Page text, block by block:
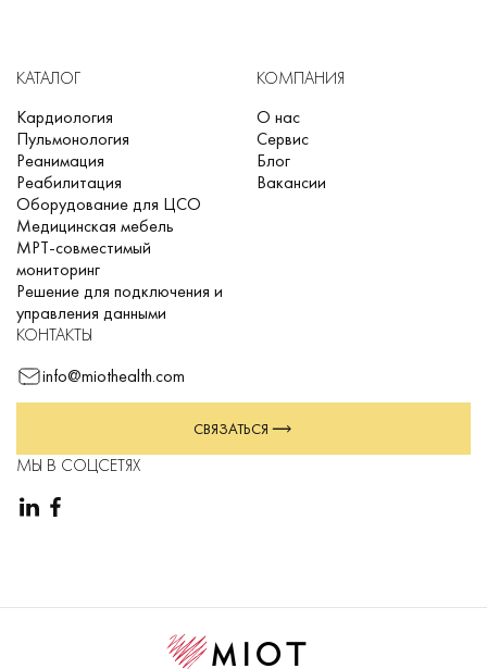
КАТАЛОГ
Кардиология
Пульмонология
Реанимация
Реабилитация
Оборудование для ЦСО
Медицинская мебель
МРТ-совместимый
мониторинг
Решение для подключения и
управления данными
КОМПАНИЯ
О нас
Сервис
Блог
Вакансии
КОНТАКТЫ
info@miothealth.com
СВЯЗАТЬСЯ
МЫ В СОЦСЕТЯХ